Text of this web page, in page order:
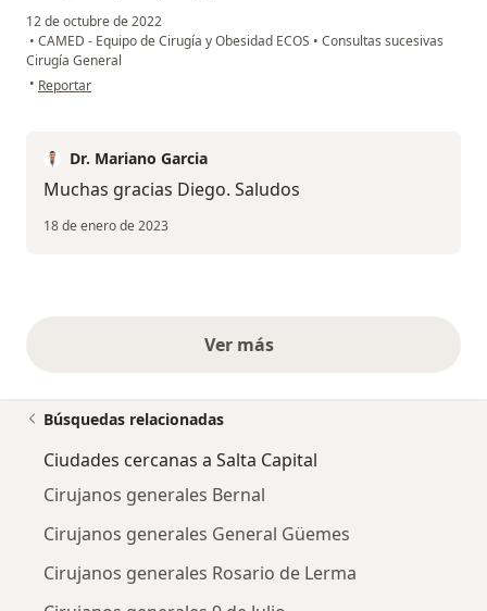
12 de octubre de 2022
• CAMED - Equipo de Cirugía y Obesidad ECOS • Consultas sucesivas
Cirugía General
• en opinión del usuario Diego Medina
Reportar
Dr. Mariano Garcia
Muchas gracias Diego. Saludos
18 de enero de 2023
Ver másopiniones anteriores
Búsquedas relacionadas
Ciudades cercanas a Salta Capital
Cirujanos generales Bernal
Cirujanos generales General Güemes
Cirujanos generales Rosario de Lerma